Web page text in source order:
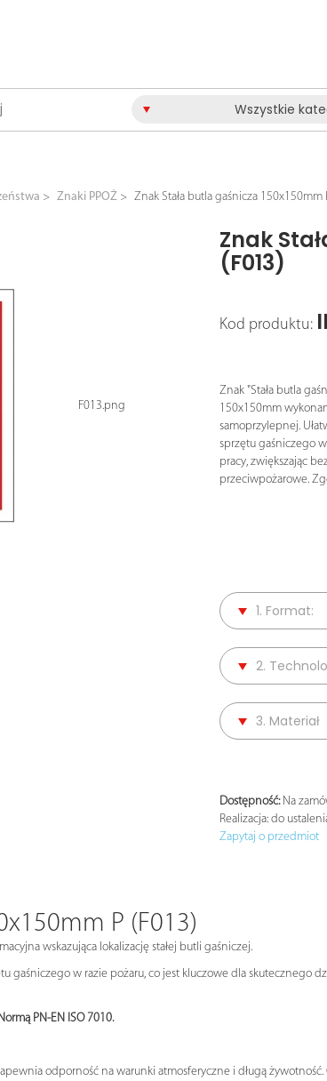
Wszystkie
Znaki PPOŻ Znak Stała butla gaśnicza 150x150mm
F013.png
Znak
(F013)
Kod produktu:
Znak "Stała butla
150x150mm
samoprzylepnej.
sprzętu gaśniczego
pracy, zwiększając
przeciwpożarowe.
1. Format:
2.
3. Materiał
Dostępność:Na
Realizacja: do
Zapytaj o przedmiot
P (F013)
wskazująca lokalizację stałej butli gaśniczej.
gaśniczego w razie pożaru, co jest kluczowe dla skutecznego
PN-EN ISO 7010.
odporność na warunki atmosferyczne i długą